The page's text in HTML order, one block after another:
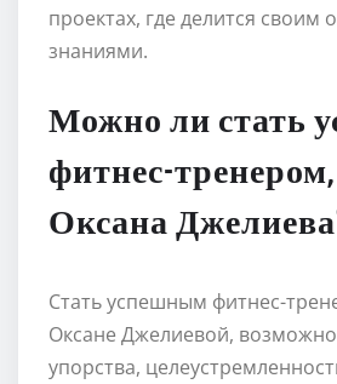
проектах, где делится своим
знаниями.
Можно ли стать
фитнес-
Оксана
Стать успешным фитнес-
Оксане Джелиевой,
упорства,